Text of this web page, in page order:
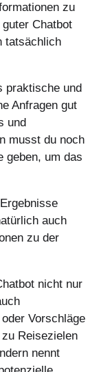
zu
Chatbot
tatsächlich
praktische und
Anfragen gut
und
musst du noch
geben, um das
auch
zu der
nicht nur
Vorschläge
Reisezielen
nennt